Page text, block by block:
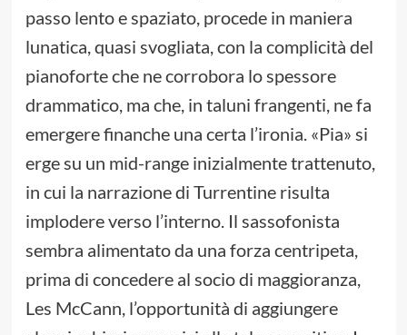
passo lento e spaziato, procede in maniera
lunatica, quasi svogliata, con la complicità del
pianoforte che ne corrobora lo spessore
drammatico, ma che, in taluni frangenti, ne fa
emergere finanche una certa l’ironia. «Pia» si
erge su un mid-range inizialmente trattenuto,
in cui la narrazione di Turrentine risulta
implodere verso l’interno. Il sassofonista
sembra alimentato da una forza centripeta,
prima di concedere al socio di maggioranza,
Les McCann, l’opportunità di aggiungere